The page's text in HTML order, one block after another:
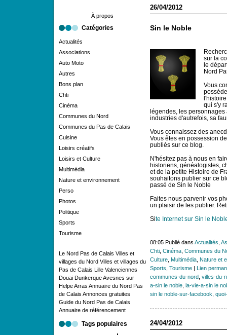
À propos
Catégories
Actualités
Associations
Auto Moto
Autres
Bons plan
Chti
Cinéma
Communes du Nord
Communes du Pas de Calais
Cuisine
Loisirs créatifs
Loisirs et Culture
Multimédia
Nature et environnement
Perso
Photos
Politique
Sports
Tourisme
Le Nord Pas de Calais Villes et
villages du Nord Villes et villages du
Pas de Calais Lille Valenciennes
Douai Dunkerque Avesnes sur
Helpe Arras Annuaire du Nord Pas
de Calais Annonces gratuites
Guide du Nord Pas de Calais
Annuaire de référencement
Tags populaires
26/04/2012
Sin le Noble
sur la
le
Nord
Vous
qui s'y
légendes, les personnages
industries d'autrefois, sa
Vous connaissez des
Vous êtes en possession
publiés sur ce blog.
N'hésitez pas à nous en
historiens, généalogistes,
et de la petite Histoire de
souhaitons publier sur ce
passé de Sin le Noble
Faites nous parvenir vos
un plaisir de les publier.
Site Internet sur Sin le
08:05 Publié dans Actualités
Chti, Cinéma, Communes du
Culture, Multimédia, Nature et
Sports Tourisme| Lien
communes-du-nord, villes-du-
a-sin le noble, la-vie-a-sin le
sin le noble-sur-facebook
24/04/2012